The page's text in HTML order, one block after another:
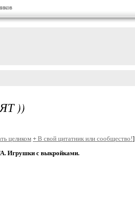
))
целиком+ В свой цитатник или сообщество!]
с выкройками.